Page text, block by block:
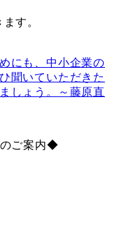
す。
にも、中小企業の
聞いていただきた
しょう。～藤原直
ご案内◆